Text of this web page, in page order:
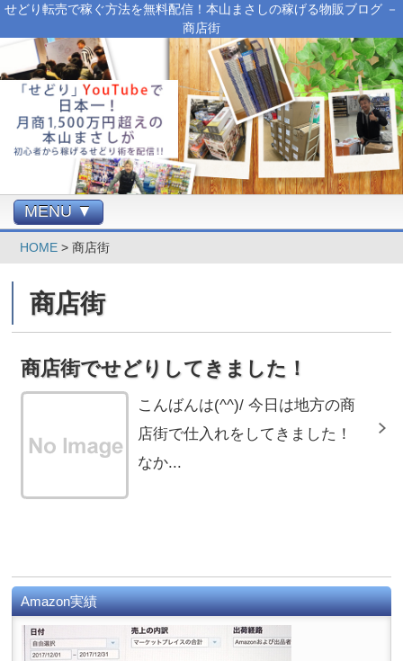
せどり転売で稼ぐ方法を無料配信！本山まさしの稼げる物販ブログ －
商店街
MENU ▼
HOME >商店街
商店街
商店街でせどりしてきました！
こんばんは(^^)/ 今日は地方の商
店街で仕入れをしてきました！
なか...
Amazon実績